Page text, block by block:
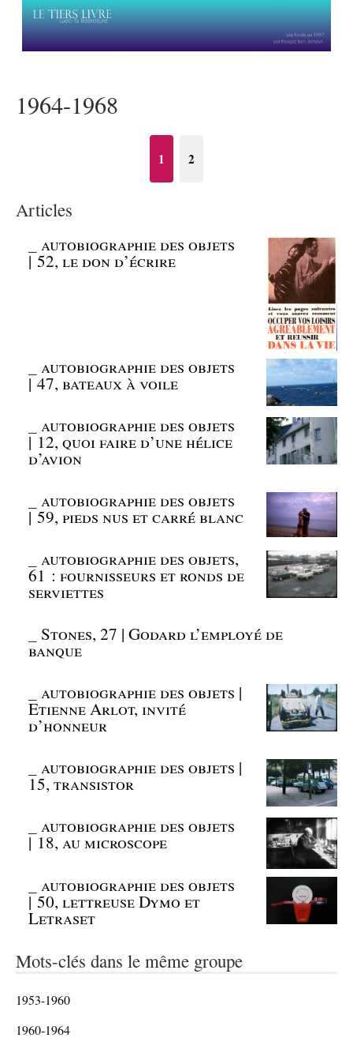
1964-1968
1 2
Articles
_autobiographie des objets
| 52, le don d’écrire
_autobiographie des objets
| 47, bateaux à voile
_autobiographie des objets
| 12, quoi faire d’une hélice
d’avion
_autobiographie des objets
| 59, pieds nus et carré blanc
_autobiographie des objets,
61 : fournisseurs et ronds de
serviettes
Stones, 27 | Godard l’employé de
banque
_autobiographie des objets |
Etienne Arlot, invité
d’honneur
_autobiographie des objets |
15, transistor
_autobiographie des objets
| 18, au microscope
_autobiographie des objets
| 50, lettreuse Dymo et
Letraset
Mots-clés dans le même groupe
1953-1960
1960-1964